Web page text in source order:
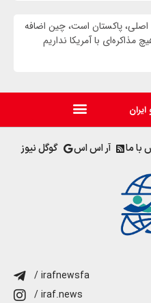
اصلی، پاکستان است، چین اضافه
با آمریکا نداریم
با ما آر اس اس گوگل نیوز
/ irafnewsfa
/ iraf.news